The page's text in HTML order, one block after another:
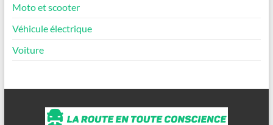
Moto et scooter
Véhicule électrique
Voiture